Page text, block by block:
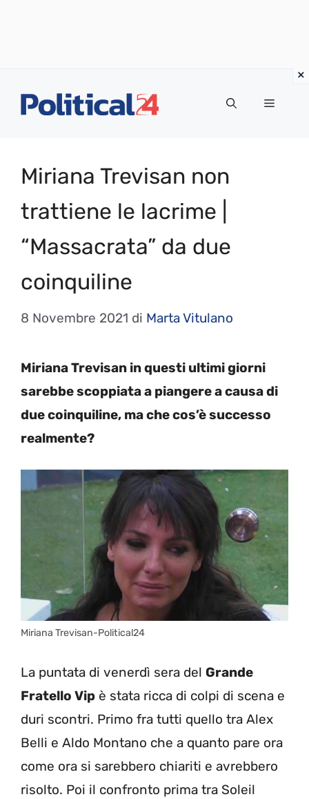
Menu
Miriana Trevisan non
trattiene le lacrime |
“Massacrata” da due
coinquiline
8 Novembre 2021 di Marta Vitulano
Miriana Trevisan in questi ultimi giorni
sarebbe scoppiata a piangere a causa di
due coinquiline, ma che cos’è successo
realmente?
Miriana Trevisan-Political24
La puntata di venerdì sera del Grande
Fratello Vip è stata ricca di colpi di scena e
duri scontri. Primo fra tutti quello tra Alex
Belli e Aldo Montano che a quanto pare ora
come ora si sarebbero chiariti e avrebbero
risolto. Poi il confronto prima tra Soleil